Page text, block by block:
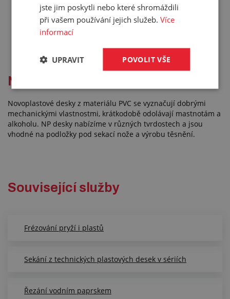
Nenašli jste co jste hledali? Napište nám!
NP desky
Novoplastové desky z materiálu PVC se vyznačují dobrými
mechanickými vlastnostmi, krátkodobě odolávají mastnotám a
alkoholu. NP desky nabízíme v různých tvrdostech a jsou
vhodné na podložky pod sekací nože a výrobu těsnění.
Související služby
Frézování pryží i plastů
Sekání z technických plastových desek v sériích
Řezání vodním paprskem
jste jim poskytli nebo které shromáždili
při vašem používání jejich služeb.Více
informací
POVOLIT VŠE
UPRAVIT